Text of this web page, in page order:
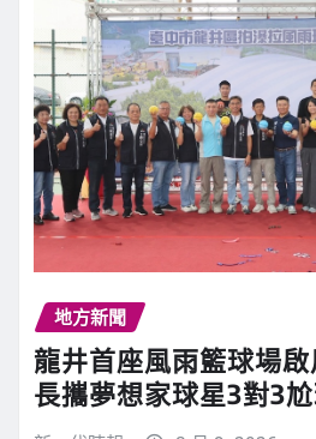
地方新聞
龍井首座風雨籃球場
長攜夢想家球星3對3